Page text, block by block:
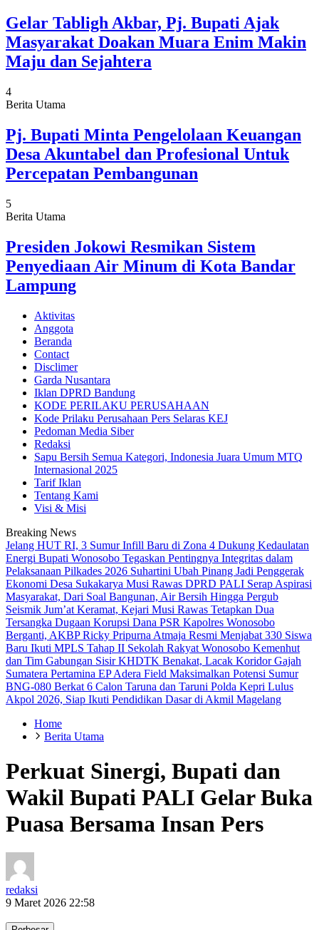
Gelar Tabligh Akbar, Pj. Bupati Ajak
Masyarakat Doakan Muara Enim Makin
Maju dan Sejahtera
4
Berita Utama
Pj. Bupati Minta Pengelolaan Keuangan
Desa Akuntabel dan Profesional Untuk
Percepatan Pembangunan
5
Berita Utama
Presiden Jokowi Resmikan Sistem
Penyediaan Air Minum di Kota Bandar
Lampung
Aktivitas
Anggota
Beranda
Contact
Disclimer
Garda Nusantara
Iklan DPRD Bandung
KODE PERILAKU PERUSAHAAN
Kode Prilaku Perusahaan Pers Selaras KEJ
Pedoman Media Siber
Redaksi
Sapu Bersih Semua Kategori, Indonesia Juara Umum MTQ
Internasional 2025
Tarif Iklan
Tentang Kami
Visi & Misi
Breaking News
Jelang HUT RI, 3 Sumur Infill Baru di Zona 4 Dukung Kedaulatan
Energi Bupati Wonosobo Tegaskan Pentingnya Integritas dalam
Pelaksanaan Pilkades 2026 Suhartini Ubah Pinang Jadi Penggerak
Ekonomi Desa Sukakarya Musi Rawas DPRD PALI Serap Aspirasi
Masyarakat, Dari Soal Bangunan, Air Bersih Hingga Pergub
Seismik Jum’at Keramat, Kejari Musi Rawas Tetapkan Dua
Tersangka Dugaan Korupsi Dana PSR Kapolres Wonosobo
Berganti, AKBP Ricky Pripurna Atmaja Resmi Menjabat 330 Siswa
Baru Ikuti MPLS Tahap II Sekolah Rakyat Wonosobo Kemenhut
dan Tim Gabungan Sisir KHDTK Benakat, Lacak Koridor Gajah
Sumatera Pertamina EP Adera Field Maksimalkan Potensi Sumur
BNG-080 Berkat 6 Calon Taruna dan Taruni Polda Kepri Lulus
Akpol 2026, Siap Ikuti Pendidikan Dasar di Akmil Magelang
Home
Berita Utama
Perkuat Sinergi, Bupati dan
Wakil Bupati PALI Gelar Buka
Puasa Bersama Insan Pers
redaksi
9 Maret 2026 22:58